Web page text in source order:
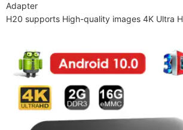
Sortie audio
Ethernet
Aucun
Adapter
H20 supports High-quality images 4K Ultra